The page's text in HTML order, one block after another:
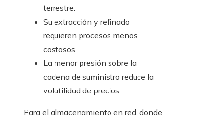
terrestre.
Su extracción y refinado
requieren procesos menos
costosos.
La menor presión sobre la
cadena de suministro reduce la
volatilidad de precios.
Para el almacenamiento en red, donde